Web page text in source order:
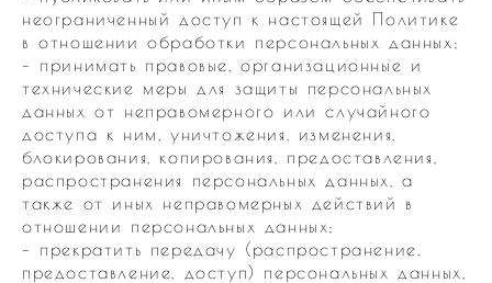
неограниченный доступ к настоящей Политике
в отношении обработки персональных данных;
– принимать правовые, организационные и
технические меры для защиты персональных
данных от неправомерного или случайного
доступа к ним, уничтожения, изменения,
блокирования, копирования, предоставления,
распространения персональных данных, а
также от иных неправомерных действий в
отношении персональных данных;
– прекратить передачу (распространение,
предоставление, доступ) персональных данных,